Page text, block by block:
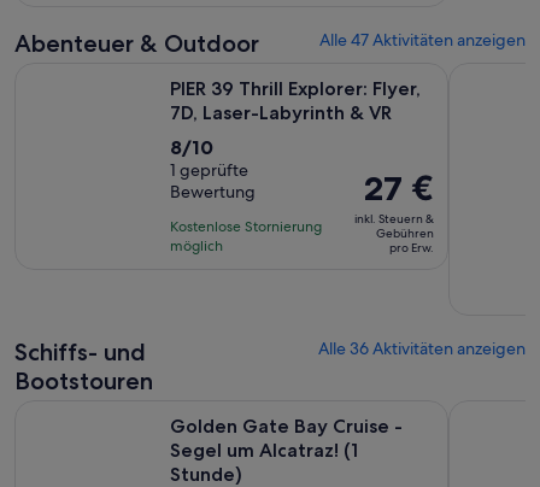
Bewertungen.
Erw.
Abenteuer & Outdoor Alle 47 Aktivitäten anzeigen
PIER 39 Thrill Explorer: Flyer,
7D, Laser-Labyrinth & VR
8.0
von
10,
basierend
auf
8/10
1 geprüfte
Bewertung
Kostenlose Stornierung
möglich
Der
Preis
beträgt
27 €
27 €
inkl. Steuern &
Gebühren
pro Erw.
Schiffs- und
Bootstouren
Alle 36 Aktivitäten anzeigen
Golden Gate Bay Cruise -
Segel um Alcatraz! (1
Stunde)